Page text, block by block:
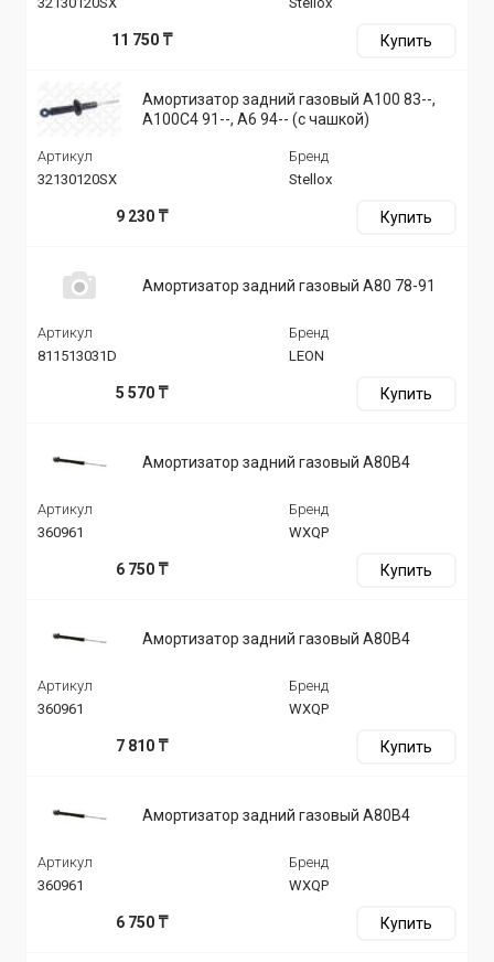
11 750 ₸ Купить
Амортизатор задний газовый A100 83--,
A100C4 91--, A6 94-- (с чашкой)
Артикул
32130120SX
Бренд
Stellox
9 230 ₸ Купить
Амортизатор задний газовый A80 78-91
Артикул
811513031D
Бренд
LEON
5 570 ₸ Купить
Амортизатор задний газовый A80B4
Артикул
360961
Бренд
WXQP
6 750 ₸ Купить
Амортизатор задний газовый A80B4
Артикул
360961
Бренд
WXQP
7 810 ₸ Купить
Амортизатор задний газовый A80B4
Артикул
360961
Бренд
WXQP
6 750 ₸ Купить